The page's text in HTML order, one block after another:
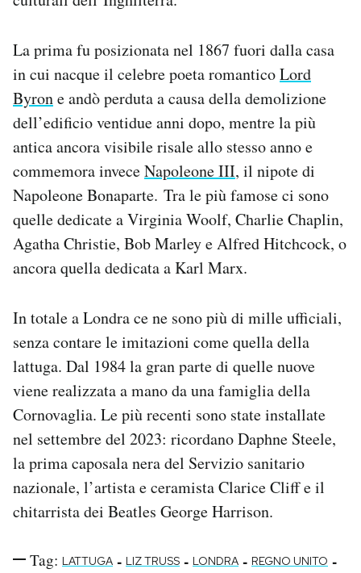
La prima fu posizionata nel 1867 fuori dalla casa
in cui nacque il celebre poeta romanticoLord
Byrone andò perduta a causa della demolizione
dell’edificio ventidue anni dopo, mentre la più
antica ancora visibile risale allo stesso anno e
commemora inveceNapoleone III, il nipote di
Napoleone Bonaparte. Tra le più famose ci sono
quelle dedicate a Virginia Woolf, Charlie Chaplin,
Agatha Christie, Bob Marley e Alfred Hitchcock, o
ancora quella dedicata a Karl Marx.
In totale a Londra ce ne sono più di mille ufficiali,
senza contare le imitazioni come quella della
lattuga. Dal 1984 la gran parte di quelle nuove
viene realizzata a mano da una famiglia della
Cornovaglia. Le più recenti sono state installate
nel settembre del 2023: ricordano Daphne Steele,
la prima caposala nera del Servizio sanitario
nazionale, l’artista e ceramista Clarice Cliff e il
chitarrista dei Beatles George Harrison.
Tag: LATTUGA - LIZ TRUSS - LONDRA - REGNO UNITO -